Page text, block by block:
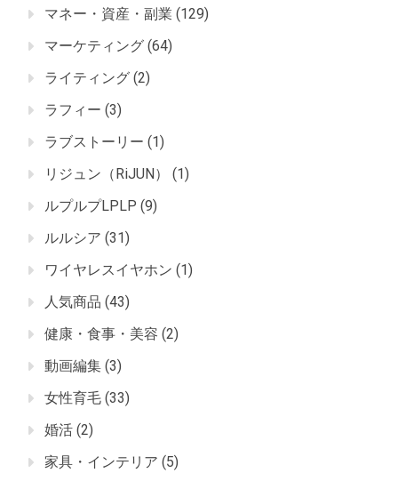
マネー・資産・副業 (129)
マーケティング (64)
ライティング (2)
ラフィー (3)
ラブストーリー (1)
リジュン（RiJUN）
(1)
ルプルプLPLP (9)
ルルシア (31)
ワイヤレスイヤホン (1)
人気商品 (43)
健康・食事・美容 (2)
動画編集 (3)
女性育毛 (33)
婚活 (2)
家具・インテリア (5)